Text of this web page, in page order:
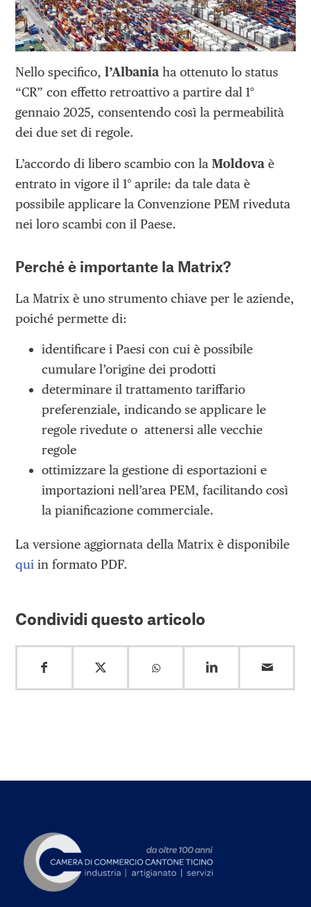
Nello specifico,l’Albania ha ottenuto lo status
“CR” con effetto retroattivo a partire dal 1°
gennaio 2025, consentendo così la permeabilità
dei due set di regole.
L’accordo di libero scambio con laMoldova è
entrato in vigore il 1° aprile: da tale data è
possibile applicare la Convenzione PEM riveduta
nei loro scambi con il Paese.
Perché è importante la Matrix?
La Matrix è uno strumento chiave per le aziende,
poiché permette di:
identificare i Paesi con cui è possibile
cumulare l’origine dei prodotti
determinare il trattamento tariffario
preferenziale, indicando se applicare le
regole rivedute o attenersi alle vecchie
regole
ottimizzare la gestione di esportazioni e
importazioni nell’area PEM, facilitando così
la pianificazione commerciale.
La versione aggiornata della Matrix è disponibile
qui in formato PDF.
Condividi questo articolo